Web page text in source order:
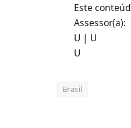
Este
Assessor(a):
U | U
U
Brasil